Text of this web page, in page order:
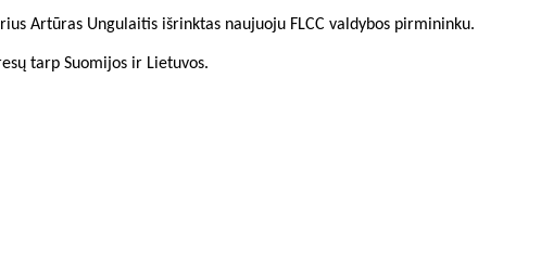
Artūras Ungulaitis išrinktas naujuoju FLCC valdybos pirmininku.
tarp Suomijos ir Lietuvos.